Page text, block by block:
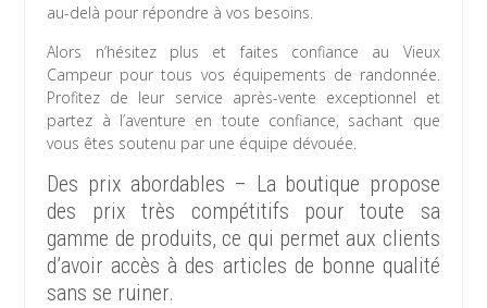
au-delà pour répondre à vos besoins.
Alors n’hésitez plus et faites confiance au Vieux
Campeur pour tous vos équipements de randonnée.
Profitez de leur service après-vente exceptionnel et
partez à l’aventure en toute confiance, sachant que
vous êtes soutenu par une équipe dévouée.
Des prix abordables – La boutique propose
des prix très compétitifs pour toute sa
gamme de produits, ce qui permet aux clients
d’avoir accès à des articles de bonne qualité
sans se ruiner.